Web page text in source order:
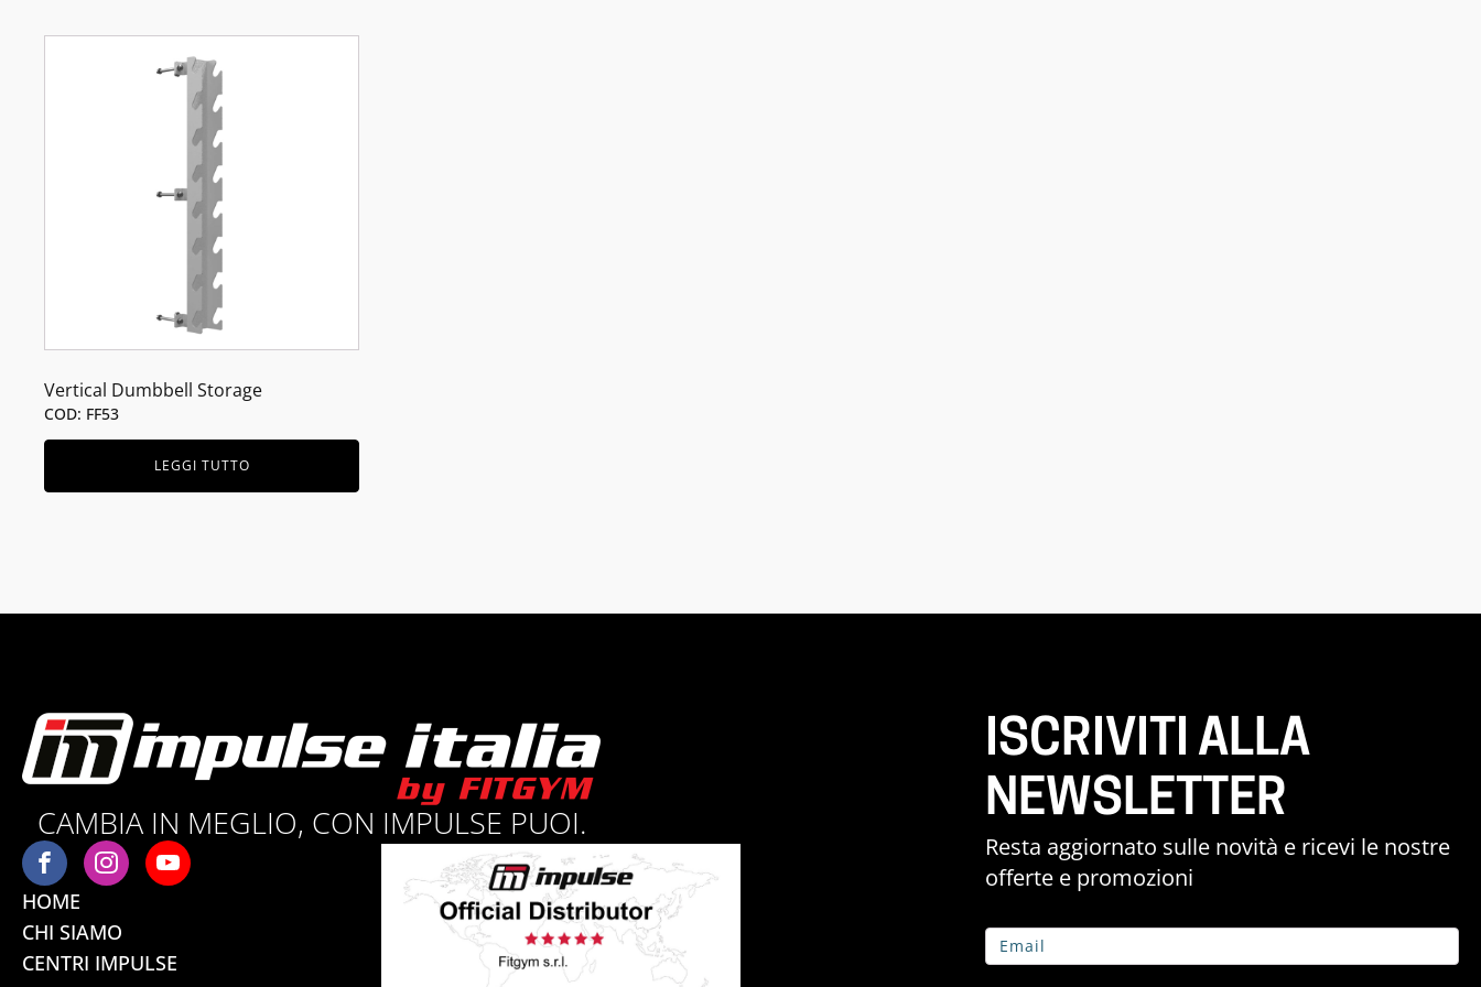
Vertical Dumbbell Storage
COD: FF53
LEGGI TUTTO
CAMBIA IN MEGLIO, CON IMPULSE PUOI.
HOME
CHI SIAMO
CENTRI IMPULSE
ISCRIVITI ALLA
NEWSLETTER
Resta aggiornato sulle novità e ricevi le nostre
offerte e promozioni